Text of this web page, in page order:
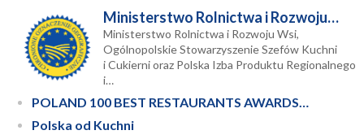
Ministerstwo Rolnictwa i Rozwoju…
Ministerstwo Rolnictwa i Rozwoju Wsi,
Ogólnopolskie Stowarzyszenie Szefów Kuchni
i Cukierni oraz Polska Izba Produktu Regionalnego
i…
POLAND 100 BEST RESTAURANTS AWARDS…
Polska od Kuchni